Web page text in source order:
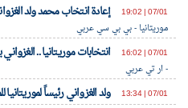
07/01 | 19:02
إعادة انتخاب محمد ولد
موريتانيا - بي بي سي عربي
07/01 | 16:02
انتخابات موريتانيا..
- ار تي عربي
07/01 | 13:34
ولد الغزواني رئيساً لموريتانيا